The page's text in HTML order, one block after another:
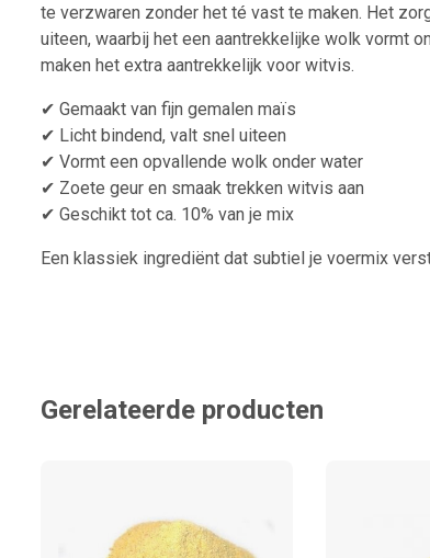
te verzwaren zonder het té vast te maken. Het
uiteen, waarbij het een aantrekkelijke wolk vormt
maken het extra aantrekkelijk voor witvis.
✔ Gemaakt van fijn gemalen maïs
✔ Licht bindend, valt snel uiteen
✔ Vormt een opvallende wolk onder water
✔ Zoete geur en smaak trekken witvis aan
✔ Geschikt tot ca. 10% van je mix
Een klassiek ingrediënt dat subtiel je voermix
Gerelateerde producten